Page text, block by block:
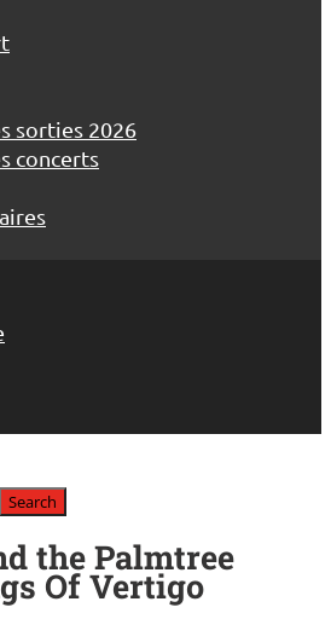
sorties 2026
concerts
the Palmtree
Of Vertigo